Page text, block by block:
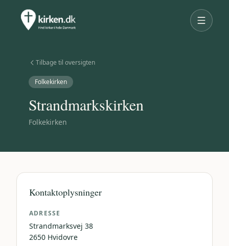
Tilbage til oversigten
Folkekirken
Strandmarkskirken
Folkekirken
Kontaktoplysninger
ADRESSE
Strandmarksvej 38
2650 Hvidovre